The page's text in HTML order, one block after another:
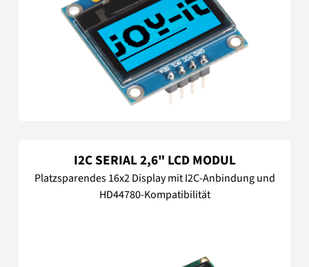
I2C SERIAL 2,6" LCD MODUL
Platzsparendes 16x2 Display mit I2C-Anbindung und
HD44780-Kompatibilität